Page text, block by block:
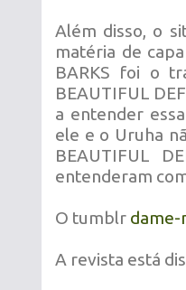
Além disso, o
matéria de
BARKS foi o
BEAUTIFUL
a entender
ele e o Uruha
BEAUTIFUL
entenderam
O tumblr dame-
A revista está